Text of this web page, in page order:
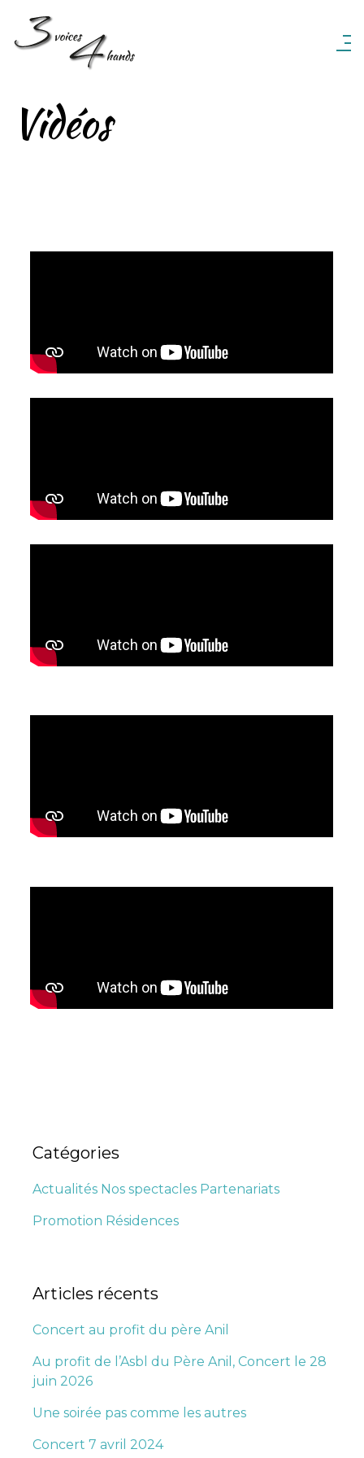
3 Voices 4 Hands
Vidéos
Catégories
Actualités Nos spectacles Partenariats
Promotion Résidences
Articles récents
Concert au profit du père Anil
Au profit de l’Asbl du Père Anil, Concert le 28
juin 2026
Une soirée pas comme les autres
Concert 7 avril 2024